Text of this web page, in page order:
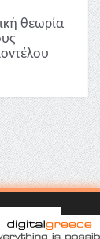
θεωρία